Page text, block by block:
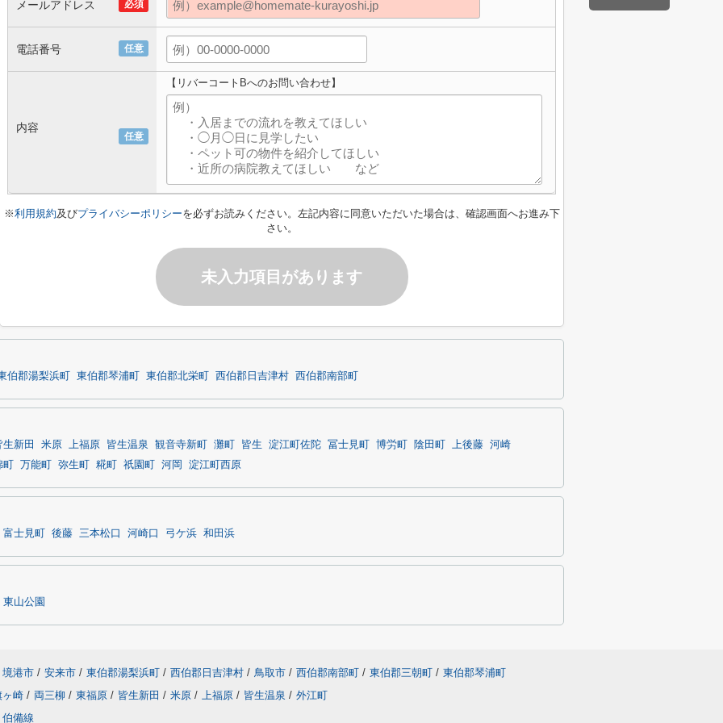
必須
メールアドレス
任意
電話番号
任意
内容
【リバーコートBへのお問い合わせ】
※利用規約及びプライバシーポリシーを必ずお読みください。左記内容に同意いただいた場合は、確認画面へお進み下
さい。
未入力項目があります
伯郡湯梨浜町 東伯郡琴浦町 東伯郡北栄町 西伯郡日吉津村 西伯郡南部町
生新田 米原 上福原 皆生温泉 観音寺新町 灘町 皆生 淀江町佐陀 冨士見町 博労町 陰田町 上後藤
河崎
万能町 弥生町 糀町 祇園町 河岡 淀江町西原
富士見町 後藤 三本松口 河崎口 弓ケ浜 和田浜
東山公園
境港市 / 安来市 / 東伯郡湯梨浜町 / 西伯郡日吉津村 / 鳥取市 / 西伯郡南部町 / 東伯郡三朝町 / 東伯郡琴浦町
ヶ崎 / 両三柳 / 東福原 / 皆生新田 / 米原 / 上福原 / 皆生温泉 / 外江町
伯備線